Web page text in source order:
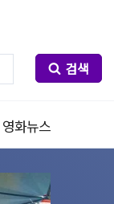
검색
영화뉴스